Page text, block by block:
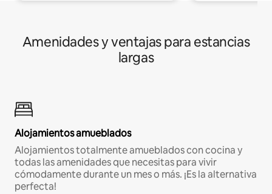
Amenidades y ventajas para estancias
largas
Alojamientos amueblados
Alojamientos totalmente amueblados con cocina y
todas las amenidades que necesitas para vivir
cómodamente durante un mes o más. ¡Es la alternativa
perfecta!